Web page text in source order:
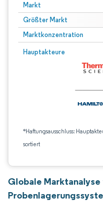
Markt
Größter Markt
Marktkonzentration
Hauptakteure
*Haftungsausschluss:
sortiert
Globale